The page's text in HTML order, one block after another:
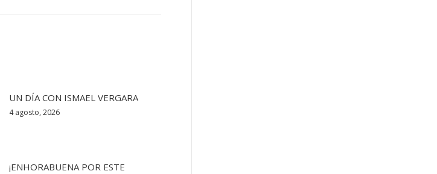
UN DÍA CON ISMAEL VERGARA
4 agosto, 2026
¡ENHORABUENA POR ESTE